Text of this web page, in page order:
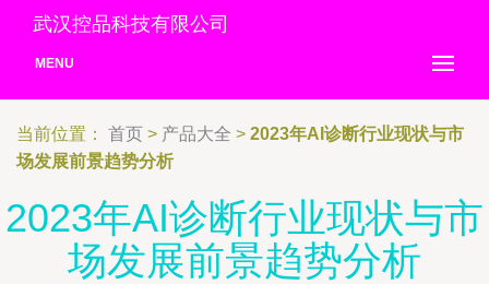
武汉控品科技有限公司
MENU
当前位置： 首页 > 产品大全 > 2023年AI诊断行业现状与市
场发展前景趋势分析
2023年AI诊断行业现状与市
场发展前景趋势分析